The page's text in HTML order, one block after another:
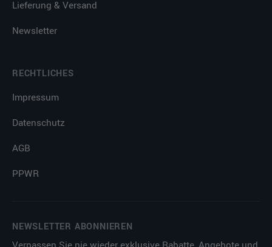
Lieferung & Versand
Newsletter
RECHTLICHES
Impressum
Datenschutz
AGB
PPWR
NEWSLETTER ABONNIEREN